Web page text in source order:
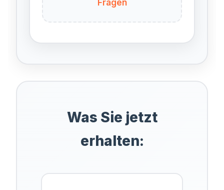
Fragen
Was Sie jetzt
erhalten: